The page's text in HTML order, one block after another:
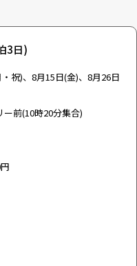
3日)
祝)、8月15日(金)、8月26日
前(10時20分集合)